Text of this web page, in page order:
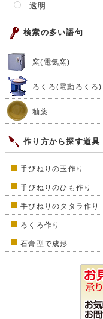
透明
検索の多い語句
窯(電気窯)
ろくろ(電動ろくろ)
釉薬
作り方から探す道具
手びねりの玉作り
手びねりのひも作り
手びねりのタタラ作り
ろくろ作り
石膏型で成形